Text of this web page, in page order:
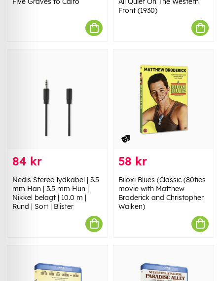
Front (1930)
84 kr
Nedis Stereo lydkabel | 3.5
mm Han | 3.5 mm Hun |
Nikkel belagt | 10.0 m |
Rund | Sort | Blister
58 kr
Biloxi Blues (Classic (80ties
movie with Matthew
Broderick and Christopher
Walken)